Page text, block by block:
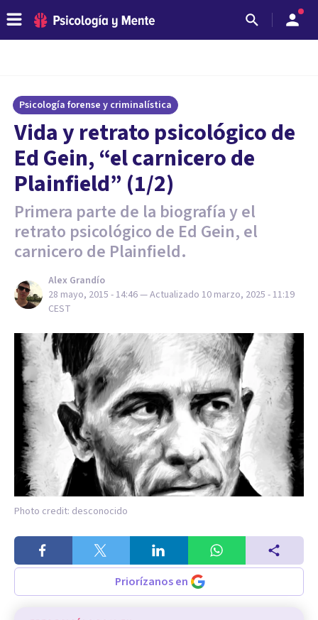
Psicología forense y criminalística
Vida y retrato psicológico de
Ed Gein, “el carnicero de
Plainfield” (1/2)
Primera parte de la biografía y el
retrato psicológico de Ed Gein, el
carnicero de Plainfield.
Alex Grandío
28 mayo, 2015 - 14:46— Actualizado 10 marzo, 2025 - 11:19
CEST
Photo credit: desconocido
Priorízanos en